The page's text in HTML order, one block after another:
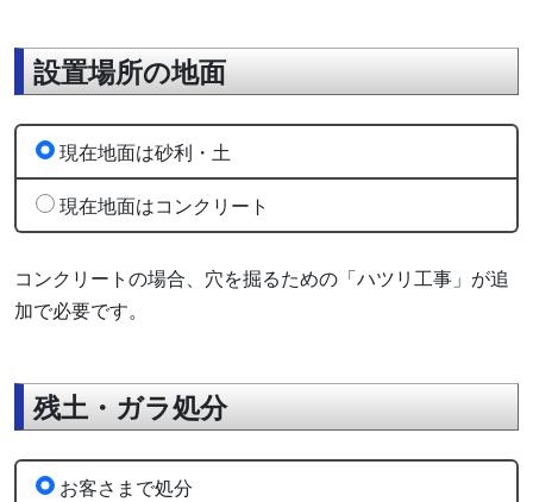
設置場所の地面
コンクリートの場合、穴を掘るための「ハツリ工事」が追
加で必要です。
現在地面は砂利・土
現在地面はコンクリート
残土・ガラ処分
お客さまで処分